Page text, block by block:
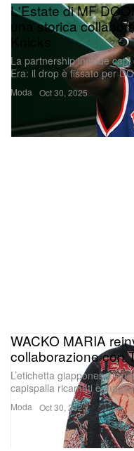
Moda
L'Estate di MF
una storica
La partnership include
Era: il drop è fissato per
Oct 30, 2025
Moda
WACKO MARIA
collaborazione con
L’etichetta giapponese
capispalla ricamati e
Oct 30, 2025